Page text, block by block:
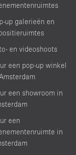
up galerieën en
en videoshoots
een pop-up winkel
een showroom in
een
in